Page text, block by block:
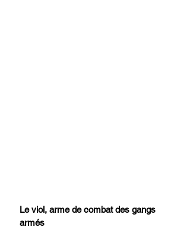
Le viol, arme de combat des gangs
armés